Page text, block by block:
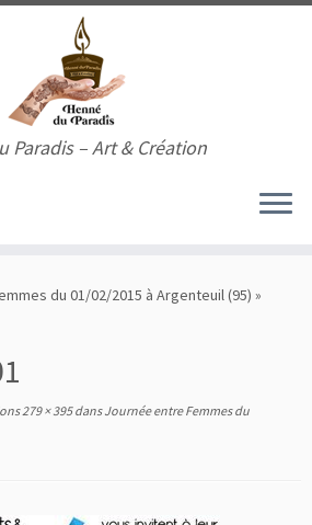
Paradis – Art & Création
du 01/02/2015 à Argenteuil (95) »
279 × 395dansJournée entre Femmes du